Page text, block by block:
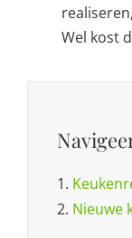
Wel kost
1.
2. Nieuwe